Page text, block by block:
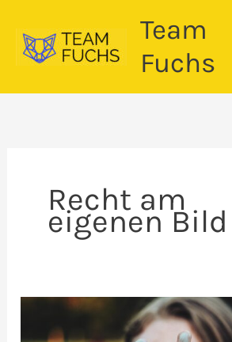
Inhalt
springen
Team
Fuchs
Recht am
eigenen Bild